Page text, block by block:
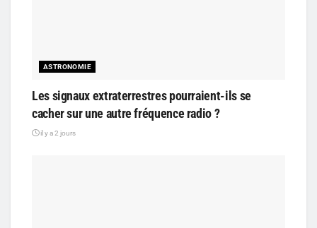
ASTRONOMIE
Les signaux extraterrestres pourraient-ils se
cacher sur une autre fréquence radio ?
il y a 2 jours